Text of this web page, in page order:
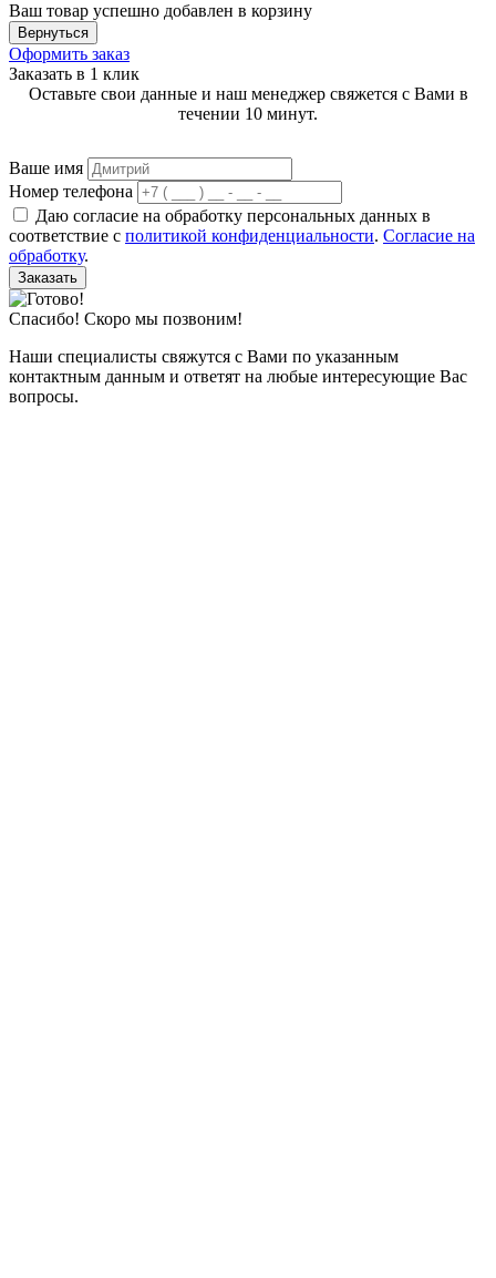
Ваш товар успешно добавлен в корзину
Вернуться
Оформить заказ
Заказать в 1 клик
Оставьте свои данные и наш менеджер свяжется с Вами в
течении 10 минут.
Ваше имя
Номер телефона
Даю согласие на обработку персональных данных в
соответствие с политикой конфиденциальности. Согласие на
обработку.
Заказать
Спасибо! Скоро мы позвоним!
Наши специалисты свяжутся с Вами по указанным
контактным данным и ответят на любые интересующие Вас
вопросы.